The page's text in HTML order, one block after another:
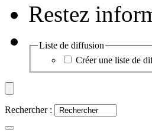
Restez
Liste de diffusion
Créer une liste de
Rechercher :